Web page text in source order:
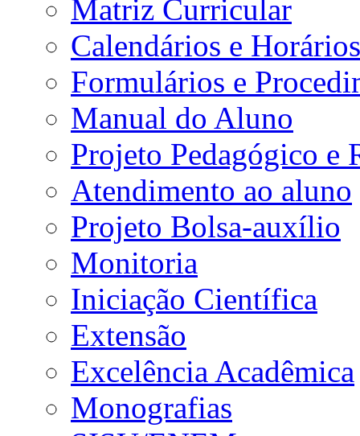
Matriz Curricular
Calendários e Horários
Formulários e
Manual do Aluno
Projeto Pedagógico e
Atendimento ao aluno
Projeto Bolsa-auxílio
Monitoria
Iniciação Científica
Extensão
Excelência Acadêmica
Monografias